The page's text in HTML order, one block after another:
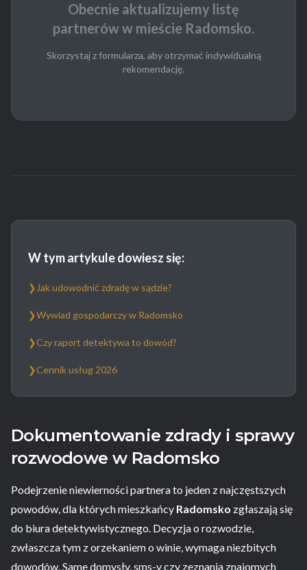
Obecnie aktualizujemy listę
partnerów w mieście Radomsko.
Skorzystaj z formularza, aby otrzymać indywidualną
rekomendację.
W tym artykule dowiesz się:
❯ Jak udowodnić zdradę w sądzie?
❯Wywiad gospodarczy w Radomsko
❯Czy raport detektywa to dowód?
❯Cennik usług 2026
Dokumentowanie zdrady i sprawy
rozwodowe w Radomsko
Podejrzenie niewierności partnera to jeden z najczęstszych
powodów, dla których mieszkańcy Radomsko zgłaszają się
do biura detektywistycznego. Decyzja o rozwodzie,
zwłaszcza tym z orzekaniem o winie, wymaga niezbitych
dowodów. Same domysły, sms-y czy zeznania znajomych